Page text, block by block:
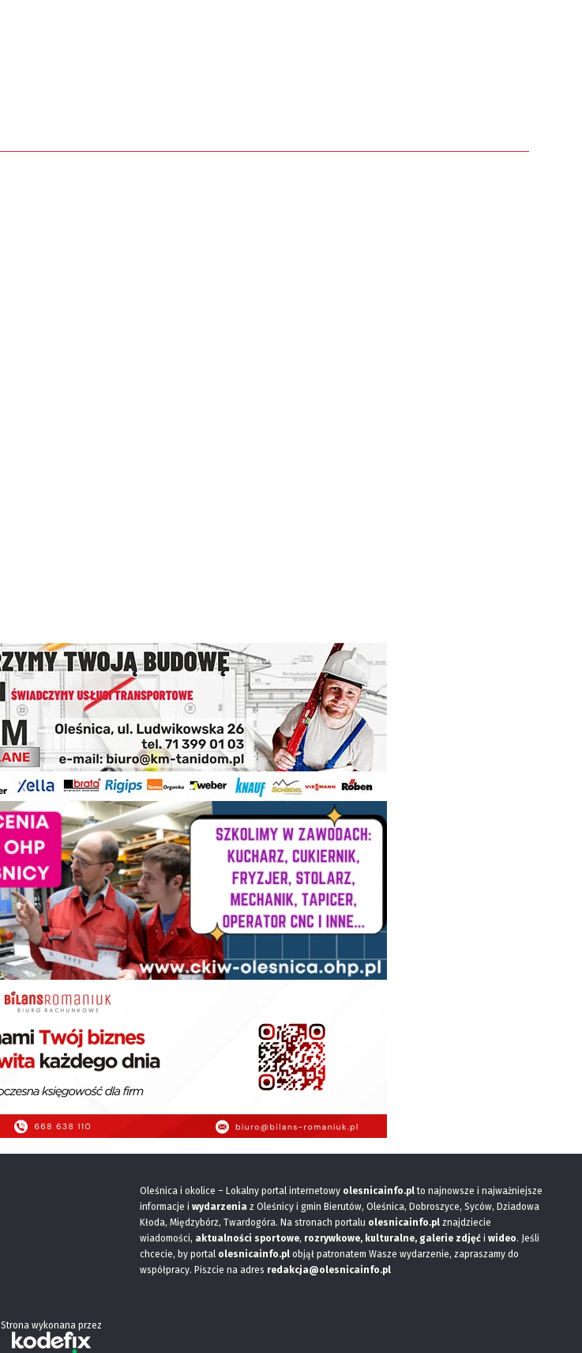
Oleśnica i okolice – Lokalny portal internetowy olesnicainfo.plto najnowsze i najważniejsze
informacje i wydarzenia z Oleśnicy i gmin Bierutów, Oleśnica, Dobroszyce, Syców, Dziadowa
Kłoda, Międzybórz, Twardogóra. Na stronach portalu olesnicainfo.pl znajdziecie
wiadomości, aktualności sportowe, rozrywkowe, kulturalne, galerie zdjęć i wideo. Jeśli
chcecie, by portal olesnicainfo.pl objął patronatem Wasze wydarzenie, zapraszamy do
współpracy. Piszcie na adres redakcja@olesnicainfo.pl
Strona wykonana przez